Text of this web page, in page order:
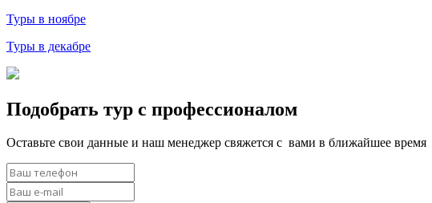
Туры в ноябре
Туры в декабре
Подобрать тур с профессионалом
Оставьте свои данные и наш менеджер свяжется с вами в ближайшее время